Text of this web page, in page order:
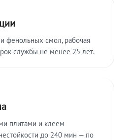
фенольных смол, рабочая
службы не менее 25 лет.
плитами и клеем
до 240 мин — по